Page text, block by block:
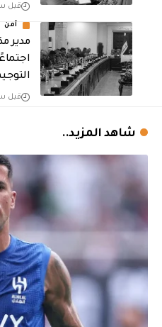
قبل
أمن
مدير
قبل
شاهد المزيد..